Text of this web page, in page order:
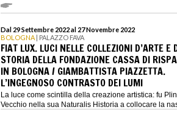
Dal 29 Settembre 2022 al 27 Novembre 2022
BOLOGNA | PALAZZO FAVA
FIAT LUX. LUCI NELLE COLLEZIONI D’ARTE E
STORIA DELLA FONDAZIONE CASSA DI
IN BOLOGNA / GIAMBATTISTA PIAZZETTA.
L’INGEGNOSO CONTRASTO DEI LUMI
La luce come scintilla della creazione artistica: fu
Vecchio nella sua Naturalis Historia a collocare la